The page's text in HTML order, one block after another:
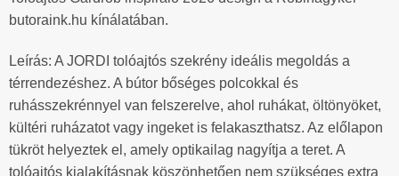
butoraink.hu kínálatában.
Leírás: A JORDI tolóajtós szekrény ideális megoldás a
térrendezéshez. A bútor bőséges polcokkal és
ruhásszekrénnyel van felszerelve, ahol ruhákat, öltönyöket,
kültéri ruházatot vagy ingeket is felakaszthatsz. Az előlapon
tükröt helyeztek el, amely optikailag nagyítja a teret. A
tolóajtós kialakításnak köszönhetően nem szükséges extra